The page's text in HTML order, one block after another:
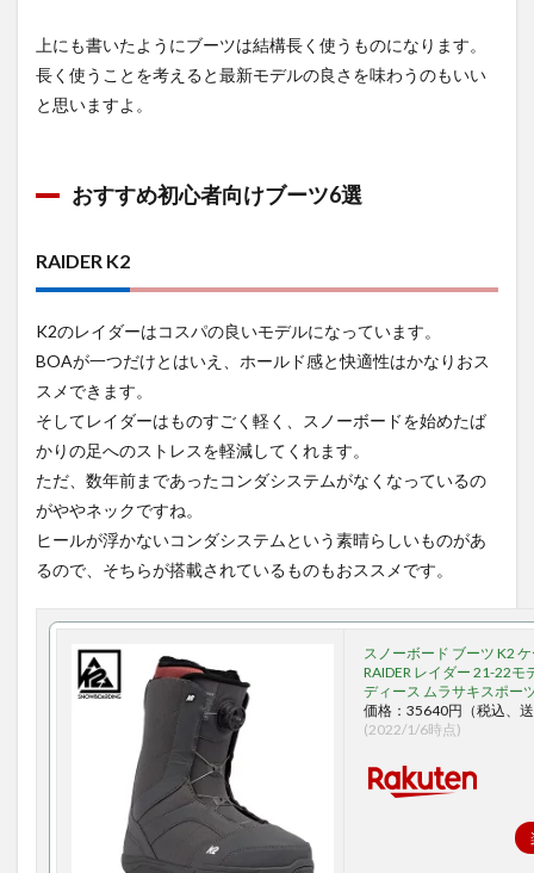
上にも書いたようにブーツは結構長く使うものになります。
長く使うことを考えると最新モデルの良さを味わうのもいい
と思いますよ。
おすすめ初心者向けブーツ6選
RAIDER K2
K2のレイダーはコスパの良いモデルになっています。
BOAが一つだけとはいえ、ホールド感と快適性はかなりおス
スメできます。
そしてレイダーはものすごく軽く、スノーボードを始めたば
かりの足へのストレスを軽減してくれます。
ただ、数年前まであったコンダシステムがなくなっているの
がややネックですね。
ヒールが浮かないコンダシステムという素晴らしいものがあ
るので、そちらが搭載されているものもおススメです。
スノーボード ブーツ K2
RAIDER レイダー 21-22モ
ディース ムラサキスポー
価格：35640円（税込、
(2022/1/6時点)